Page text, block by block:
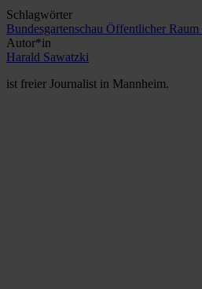
Schlagwörter
Bundesgartenschau Öffentlicher Raum
Autor*in
Harald Sawatzki
ist freier Journalist in Mannheim.